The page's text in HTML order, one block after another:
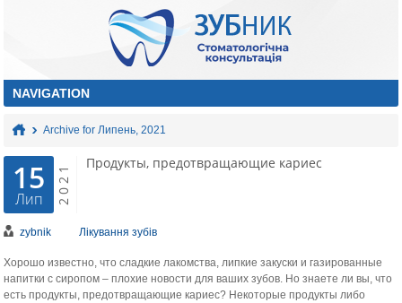
Archive for Липень, 2021
15
Лип 2021 Продукты, предотвращающие кариес
zybnik Лікування зубів
Хорошо известно, что сладкие лакомства, липкие закуски и газированные
напитки с сиропом – плохие новости для ваших зубов. Но знаете ли вы, что
есть продукты, предотвращающие кариес? Некоторые продукты либо